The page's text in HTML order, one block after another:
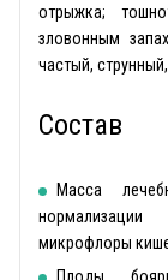
отрыжка;
зловонным
частый,
Состав
Масса
микрофлоры